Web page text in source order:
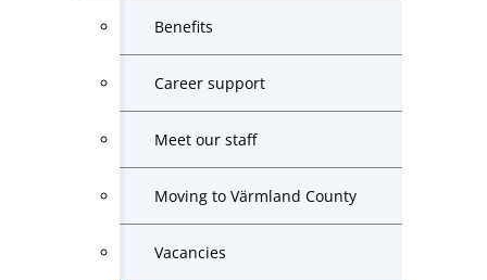
Benefits
Career support
Meet our staff
Moving to Värmland County
Vacancies